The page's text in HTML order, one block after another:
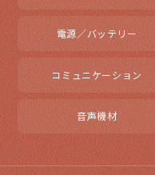
電源／バッテリー
コミュニケーション
音声機材